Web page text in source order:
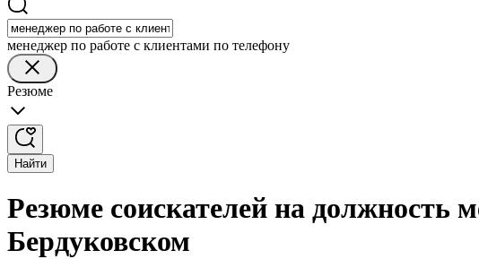
менеджер по работе с клиентами по телефону
Резюме
Найти
Резюме соискателей на должность
Бердуковском